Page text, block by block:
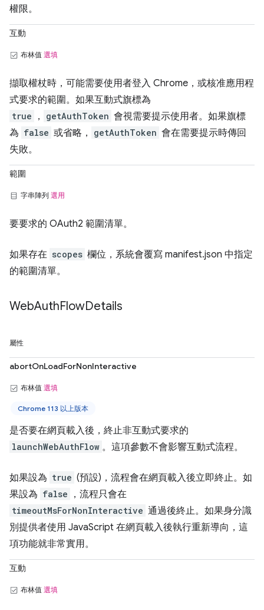
權限。
互動
布林值 選填
擷取權杖時，可能需要使用者登入 Chrome，或核准應用程
式要求的範圍。如果互動式旗標為
true ， getAuthToken 會視需要提示使用者。如果旗標
為 false 或省略， getAuthToken 會在需要提示時傳回
失敗。
範圍
字串陣列 選用
要要求的 OAuth2 範圍清單。
如果存在 scopes 欄位，系統會覆寫 manifest.json 中指定
的範圍清單。
WebAuthFlowDetails
屬性
abortOnLoadForNonInteractive
布林值 選填
Chrome 113 以上版本
是否要在網頁載入後，終止非互動式要求的
launchWebAuthFlow 。這項參數不會影響互動式流程。
如果設為 true (預設)，流程會在網頁載入後立即終止。如
果設為 false ，流程只會在
timeoutMsForNonInteractive 通過後終止。如果身分識
別提供者使用 JavaScript 在網頁載入後執行重新導向，這
項功能就非常實用。
互動
布林值 選填